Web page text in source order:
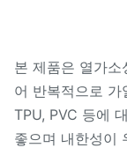
본 제품은 열가
어 반복적으로
TPU, PVC 등에
좋으며 내한성이